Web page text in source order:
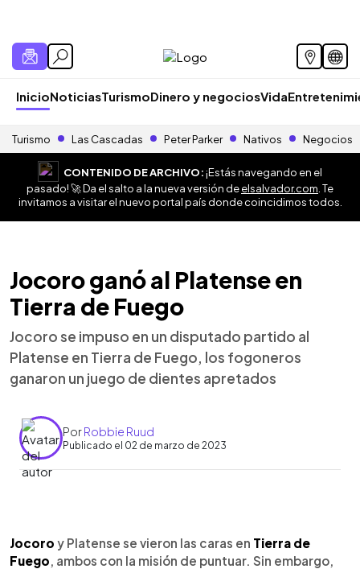
InicioNoticiasTurismoDinero y negociosVida
Turismo Las Cascadas Peter Parker Nativos Negocios
CONTENIDO DE ARCHIVO:¡Estás navegando en el
pasado! 🚀 Da el salto a la nueva versión deelsalvador.com . Te
invitamos a visitar el nuevo portal país donde coincidimos todos.
Jocoro ganó al Platense en
Tierra de Fuego
Jocoro se impuso en un disputado partido al
Platense en Tierra de Fuego, los fogoneros
ganaron un juego de dientes apretados
PorRobbie Ruud
Publicado el 02 de marzo de 2023
Escuchar artículo
Jocoro y Platense se vieron las caras en Tierra de
Fuego, ambos con la misión de puntuar. Sin embargo,